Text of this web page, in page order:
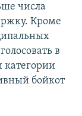
числа
Кроме
в
категории
бойкот